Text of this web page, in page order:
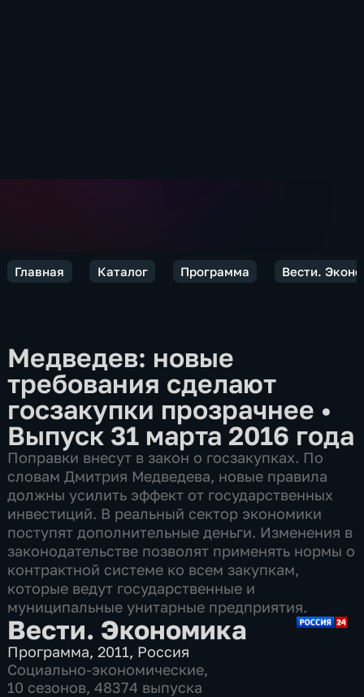
Главная Каталог Программа Вести.
Медведев: новые
требования сделают
госзакупки прозрачнее •
Выпуск 31 марта 2016 года
Поправки внесут в закон о госзакупках. По
словам Дмитрия Медведева, новые правила
должны усилить эффект от государственных
инвестиций. В реальный сектор экономики
поступят дополнительные деньги. Изменения в
законодательстве позволят применять нормы о
контрактной системе ко всем закупкам,
которые ведут государственные и
муниципальные унитарные предприятия.
Вести. Экономика
Программа,2011, Россия
Социально-экономические,
10 сезонов, 48374 выпуска